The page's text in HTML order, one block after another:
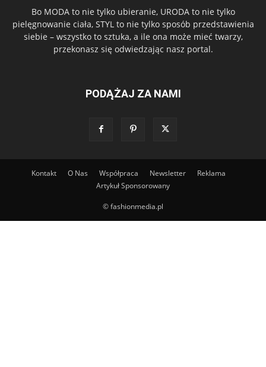
Bo MODA to nie tylko ubieranie, URODA to nie tylko
pielęgnowanie ciała, STYL to nie tylko sposób przedstawienia
siebie – wszystko to sztuka, a ile ona może mieć twarzy,
przekonasz się odwiedzając nasz portal.
PODĄŻAJ ZA NAMI
Kontakt O Nas Współpraca Newsletter
Reklama
Artykuł Sponsorowany
© fashionmedia.pl